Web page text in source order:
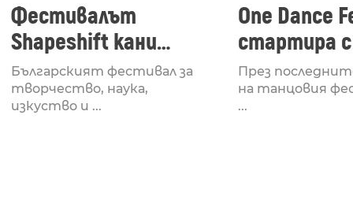
Фестивалът
Shapeshift кани
Fabrizio Mammarella
за откриването си
Българският фестивал за
творчество, наука,
изкуство и ...
One Dance
стартира
Lucid,
рейв
През
на танцовия
...